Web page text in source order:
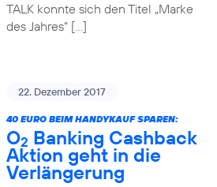
TALK konnte sich den Titel „Marke
des Jahres“ […]
22. Dezember 2017
40 EURO BEIM HANDYKAUF SPAREN:
O2 Banking Cashback
Aktion geht in die
Verlängerung